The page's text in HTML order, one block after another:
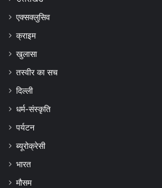
एक्सक्लुसिव
क्राइम
खुलासा
तस्वीर का सच
दिल्ली
धर्म-संस्कृति
पर्यटन
ब्यूरोक्रेसी
भारत
मौसम